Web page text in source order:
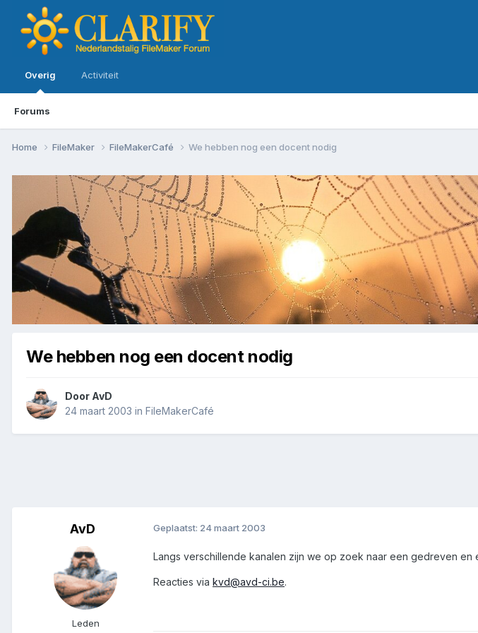
Overig
Forums
Activiteit
Home FileMaker FileMakerCafé We hebben nog een docent nodig
We hebben nog een docent nodig
Door AvD
24 maart 2003 in FileMakerCafé
AvD
Leden
Geplaatst: 24 maart 2003
Langs verschillende kanalen zijn we op zoek naar een gedreven
Reacties via kvd@avd-ci.be.